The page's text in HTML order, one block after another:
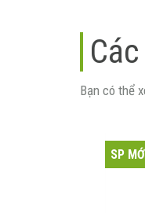
Bạn có thể
SP